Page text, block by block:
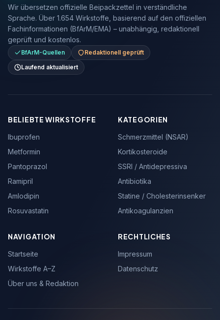
Wir übersetzen offizielle Beipackzettel in verständliche
Sprache. Über 1.654 Wirkstoffe, basierend auf den offiziellen
Fachinformationen (BfArM/EMA) – unabhängig, redaktionell
geprüft und kostenlos.
BfArM-Quellen
Redaktionell geprüft
Laufend aktualisiert
BELIEBTE WIRKSTOFFE
Ibuprofen
Metformin
Pantoprazol
Ramipril
Amlodipin
Rosuvastatin
KATEGORIEN
Schmerzmittel (NSAR)
Kortikosteroide
SSRI / Antidepressiva
Antibiotika
Statine / Cholesterinsenker
Antikoagulanzien
NAVIGATION
Startseite
Wirkstoffe A–Z
Über uns & Redaktion
RECHTLICHES
Impressum
Datenschutz